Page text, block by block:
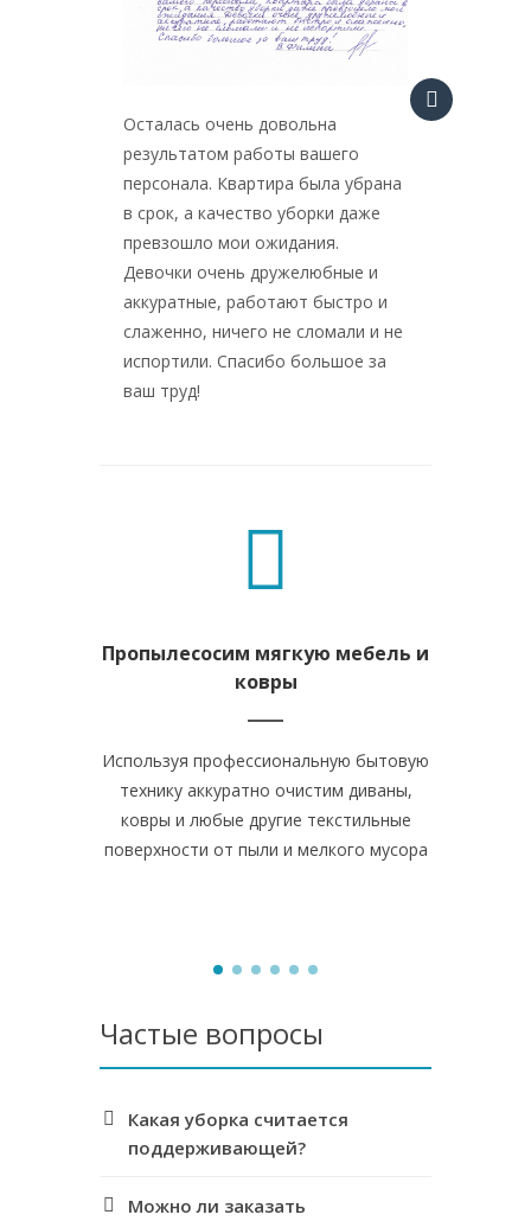
Осталась очень довольна
результатом работы вашего
персонала. Квартира была убрана
в срок, а качество уборки даже
превзошло мои ожидания.
Девочки очень дружелюбные и
аккуратные, работают быстро и
слаженно, ничего не сломали и не
испортили. Спасибо большое за
ваш труд!
Пропылесосим мягкую мебель и
ковры
Используя профессиональную бытовую
технику аккуратно очистим диваны,
ковры и любые другие текстильные
поверхности от пыли и мелкого мусора
Частые вопросы
Какая уборка считается
поддерживающей?
Можно ли заказать